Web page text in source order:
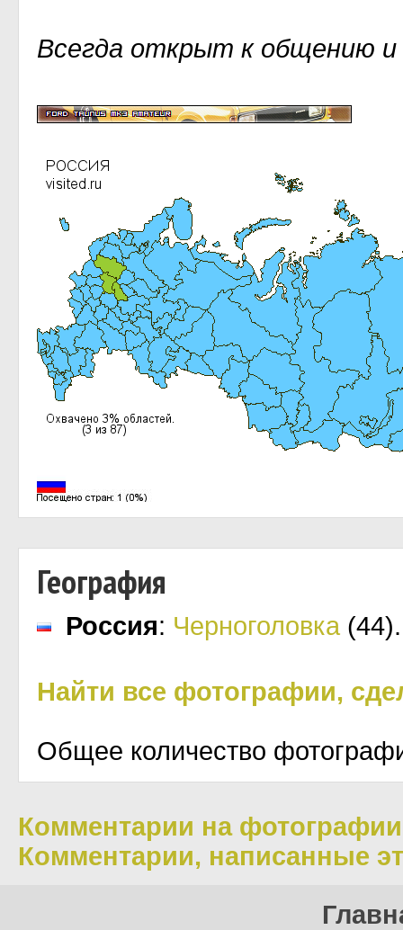
Всегда открыт к общению
География
Россия: Черноголовка (44).
Найти все фотографии,
Общее количество
Комментарии на
Комментарии, написанные